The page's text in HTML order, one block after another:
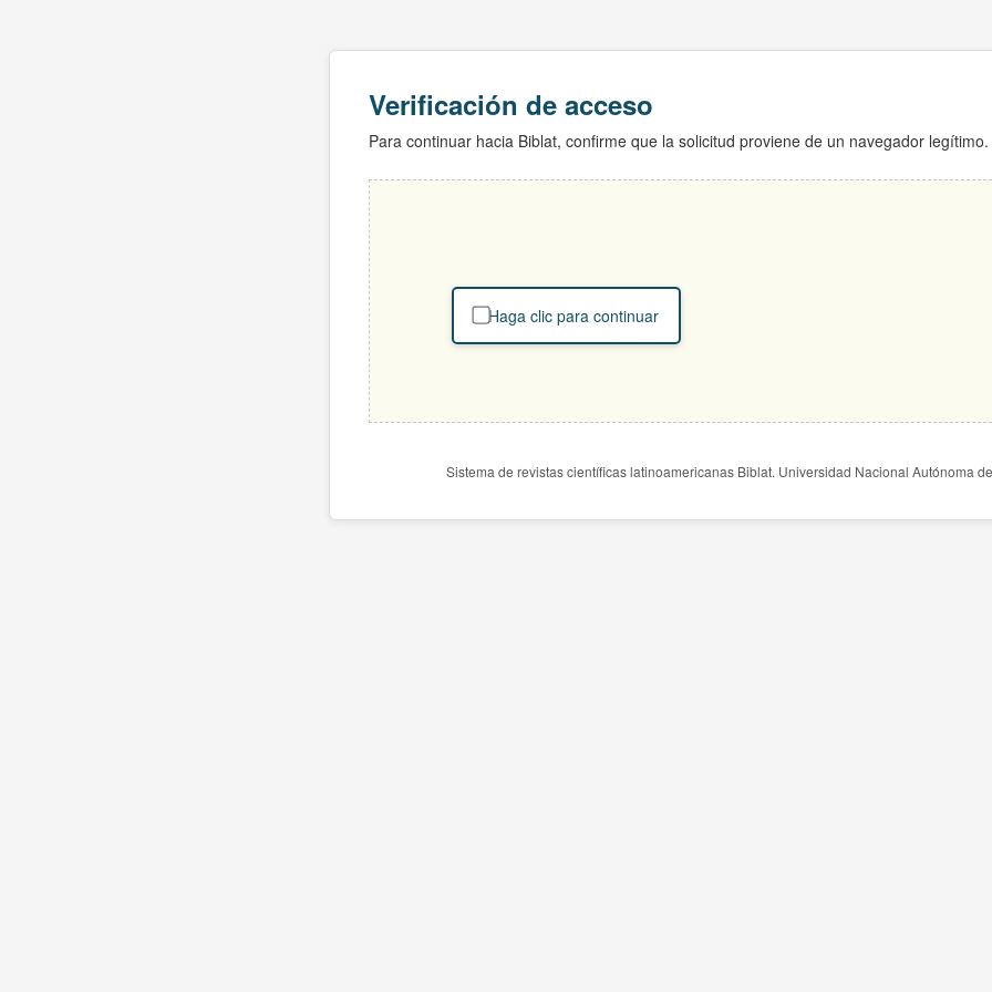
Verificación de acceso
Para continuar hacia Biblat, confirme que la solicitud proviene de un navegador legítimo.
Haga clic para continuar
Sistema de revistas científicas latinoamericanas Biblat. Universidad Nacional Autónoma